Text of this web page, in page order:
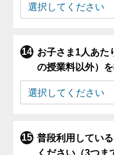
お子さま1人あた
の授業料以外）
普段利用してい
ください（3つま